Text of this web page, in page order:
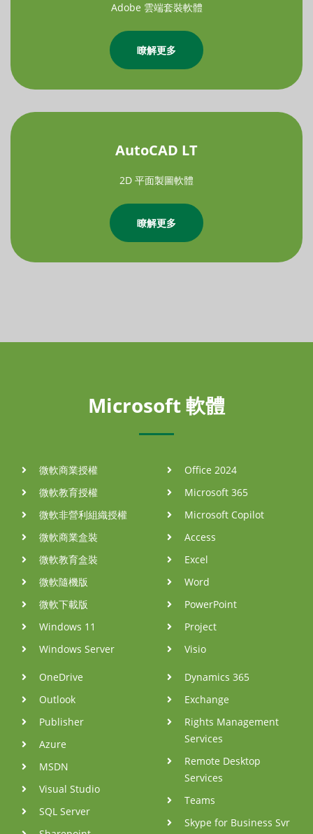
Adobe 雲端套裝軟體
瞭解更多
AutoCAD LT
2D 平面製圖軟體
瞭解更多
Microsoft 軟體
微軟商業授權
微軟教育授權
微軟非營利組織授權
微軟商業盒裝
微軟教育盒裝
微軟隨機版
微軟下載版
Windows 11
Windows Server
Office 2024
Microsoft 365
Microsoft Copilot
Access
Excel
Word
PowerPoint
Project
Visio
OneDrive
Outlook
Publisher
Azure
MSDN
Visual Studio
SQL Server
Dynamics 365
Exchange
Rights Management
Services
Remote Desktop
Services
Teams
Skype for Business Svr